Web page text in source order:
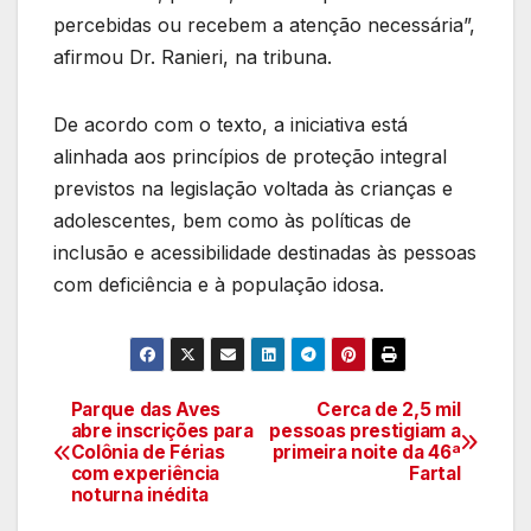
percebidas ou recebem a atenção necessária”,
afirmou Dr. Ranieri, na tribuna.
De acordo com o texto, a iniciativa está
alinhada aos princípios de proteção integral
previstos na legislação voltada às crianças e
adolescentes, bem como às políticas de
inclusão e acessibilidade destinadas às pessoas
com deficiência e à população idosa.
Navegação
de
Cerca de 2,5 mil
pessoas prestigiam a
primeira noite da 46ª
Fartal
Parque das Aves
abre inscrições para
Colônia de Férias
com experiência
noturna inédita